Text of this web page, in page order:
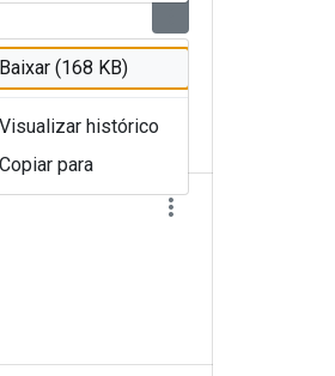
Baixar (168 KB)
Visualizar histórico
Copiar para